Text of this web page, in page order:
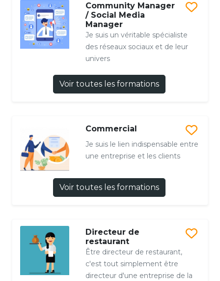
Community Manager
/ Social Media
Manager
Je suis un véritable spécialiste
des réseaux sociaux et de leur
univers
Voir toutes les formations
Commercial
Je suis le lien indispensable entre
une entreprise et les clients
Voir toutes les formations
Directeur de
restaurant
Être directeur de restaurant,
c'est tout simplement être
directeur d'une entreprise de la